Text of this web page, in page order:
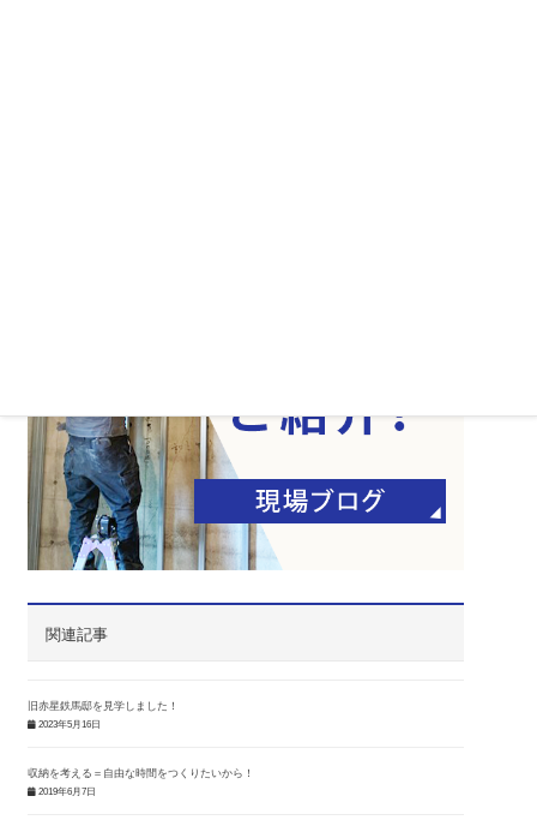
関連記事
旧赤星鉄馬邸を見学しました！
2023年5月16日
収納を考える＝自由な時間をつくりたいから！
2019年6月7日